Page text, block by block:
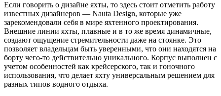
Если говорить о дизайне яхты, то здесь стоит отметить работу
известных дизайнеров — Nauta Design, которые уже
зарекомендовали себя в мире яхтенного проектирования.
Внешние линии яхты, плавные и в то же время динамичные,
создают ощущение стремительности даже на стоянке. Это
позволяет владельцам быть уверенными, что они находятся на
борту чего-то действительно уникального. Корпус выполнен с
учетом особенностей как крейсерского, так и гоночного
использования, что делает яхту универсальным решением для
разных типов водного отдыха.